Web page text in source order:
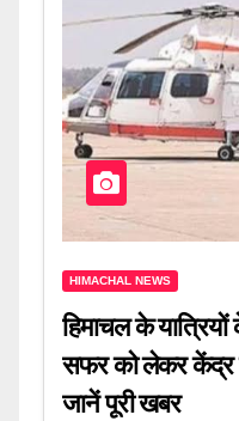
HIMACHAL NEWS
हिमाचल के
सफर को लेकर केंद्र
जानें पूरी खबर